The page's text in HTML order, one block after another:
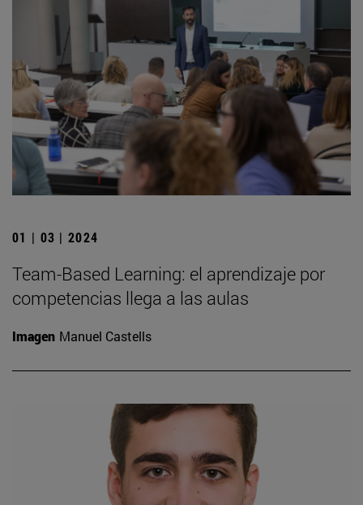
01 | 03 | 2024
Team-Based Learning: el aprendizaje por
competencias llega a las aulas
Imagen Manuel Castells